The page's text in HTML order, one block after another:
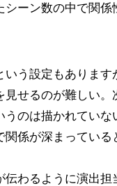
ーン数の中で関
いう設定もありま
せるのが難しい
うのは描かれてい
係が深まっている
伝わるように演出